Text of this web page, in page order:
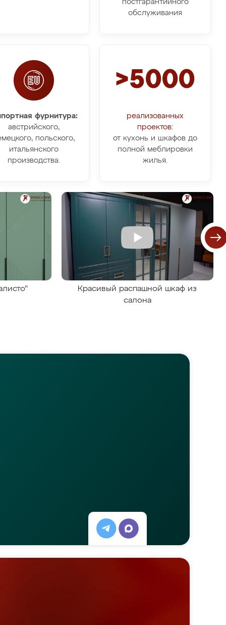
постгарантийного
обслуживания
фурнитура:
австрийского,
польского,
итальянского
производства.
>5000
реализованных
проектов:
от кухонь и шкафов до
полной меблировки
жилья.
Красивый распашной шкаф из
салона